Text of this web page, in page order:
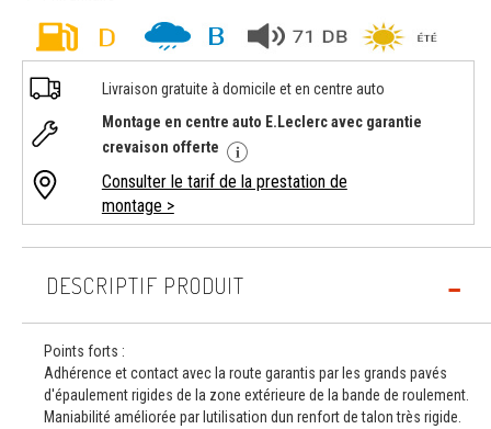
Livraison gratuite à domicile et en centre auto
Montage en centre auto E.Leclerc avec garantie
crevaison offerte
Consulter le tarif de la prestation de
montage >
DESCRIPTIF PRODUIT
Points forts :
Adhérence et contact avec la route garantis par les grands pavés
d'épaulement rigides de la zone extérieure de la bande de roulement.
Maniabilité améliorée par lutilisation dun renfort de talon très rigide.